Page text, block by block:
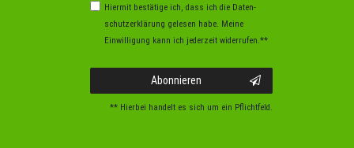
Hiermit bestätige ich, dass ich die Daten­
schutz­erklärung gelesen habe. Meine
Einwilligung kann ich jederzeit widerrufen.**
Abonnieren
** Hierbei handelt es sich um ein Pflichtfeld.